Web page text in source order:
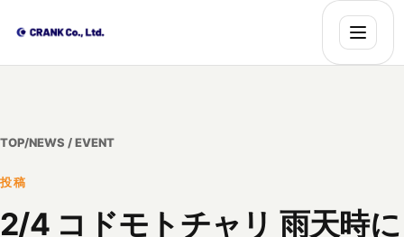
TOP/NEWS / EVENT
投稿
2/4 コドモトチャリ 雨天時に